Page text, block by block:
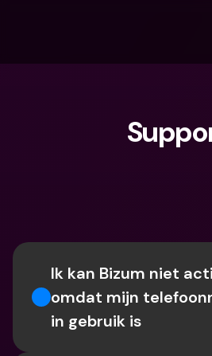
Ik kan Bizum niet
omdat mijn
in gebruik is